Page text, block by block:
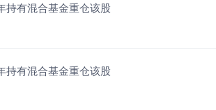
持有混合基金重仓该股
持有混合基金重仓该股